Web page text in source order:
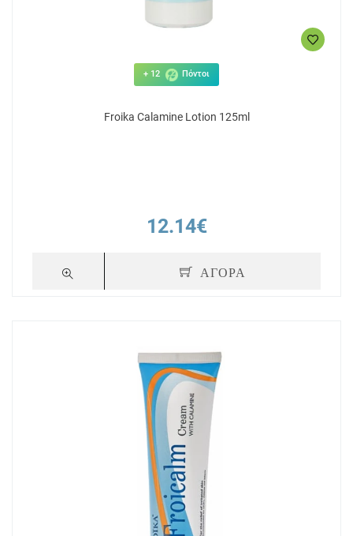
+ 12 Πόντοι
Froika Calamine Lotion 125ml
12.14€
ΑΓΟΡΑ